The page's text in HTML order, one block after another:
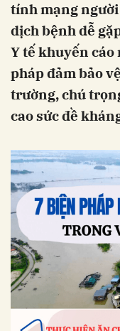
tính mạng
dịch bệnh dễ
Y tế khuyến
pháp đảm bảo
trường, chú
cao sức đề